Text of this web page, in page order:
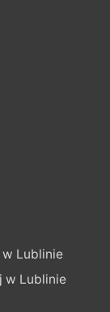
Lublinie
w Lublinie